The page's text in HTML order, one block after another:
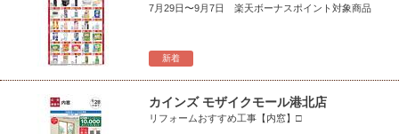
新着
7月29日〜9月7日 楽天ボーナスポイント対象商品
カインズ モザイクモール港北店
リフォームおすすめ工事【内窓】□